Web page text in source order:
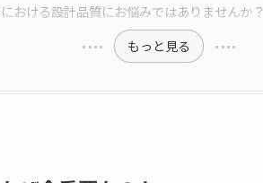
おける設計品質にお悩みではありませんか？
もっと見る